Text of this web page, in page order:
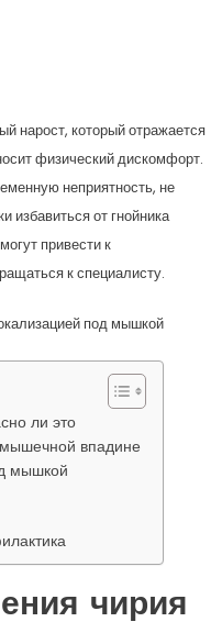
нарост, который отражается
физический дискомфорт.
неприятность, не
избавиться от гнойника
привести к
к специалисту.
ли это
впадине
мышкой
чирия